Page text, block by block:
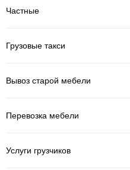
Частные
Грузовые такси
Вывоз старой мебели
Перевозка мебели
Услуги грузчиков